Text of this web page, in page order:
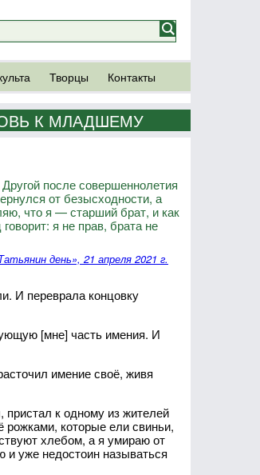
Творцы Контакты
К МЛАДШЕМУ
после совершеннолетия
от безысходности, а
что я — старший брат, и как
я не прав, брата не
день», 21 апреля 2021 г.
И переврала концовку
[мне] часть имения. И
имение своё, живя
пристал к одному из жителей
рожками, которые ели свиньи,
хлебом, а я умираю от
и уже недостоин называться